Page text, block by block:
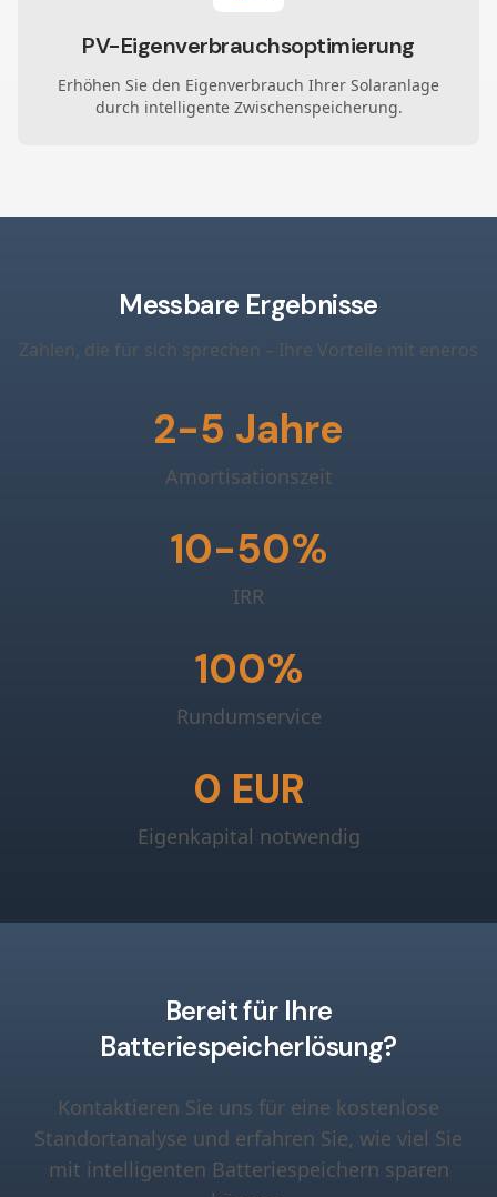
PV-Eigenverbrauchsoptimierung
Erhöhen Sie den Eigenverbrauch Ihrer Solaranlage
durch intelligente Zwischenspeicherung.
Messbare Ergebnisse
Zahlen, die für sich sprechen – Ihre Vorteile mit eneros
2-5 Jahre
Amortisationszeit
10-50%
IRR
100%
Rundumservice
0 EUR
Eigenkapital notwendig
Bereit für Ihre
Batteriespeicherlösung?
Kontaktieren Sie uns für eine kostenlose
Standortanalyse und erfahren Sie, wie viel Sie
mit intelligenten Batteriespeichern sparen